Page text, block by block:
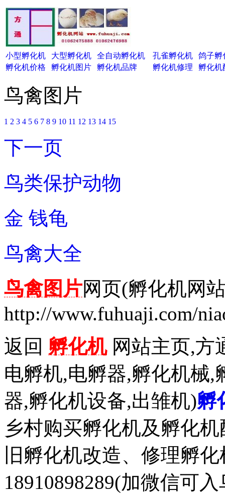
小型孵化机 大型孵化机 全自动孵化机 孔雀孵化机
鸽子孵
孵化机价格
孵化机图片 孵化机品牌 孵化机修理 孵化机
鸟禽图片
1 2 3 4 5 6 7 8 9 10 11 12 13 14 15
下一页
鸟类保护动物
金 钱龟
鸟禽大全
鸟禽图片网页(孵化机网
http://www.fuhuaji.com/
返回 孵化机网站主页,方
电孵机,电孵器,孵化机械,
器,孵化机设备,出雏机)孵
乡村购买孵化机及孵化
旧孵化机改造、修理孵
18910898289(加微信可